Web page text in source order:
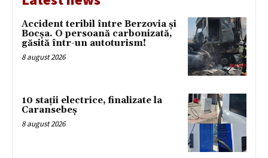
Accident teribil între Berzovia și
Bocșa. O persoană carbonizată,
găsită într-un autoturism!
8 august 2026
10 stații electrice, finalizate la
Caransebeș
8 august 2026